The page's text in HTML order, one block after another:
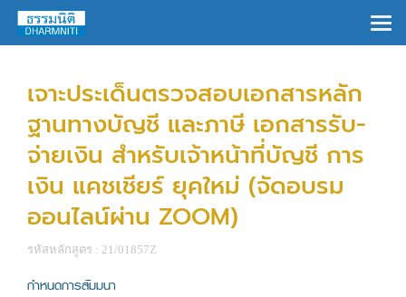
เจาะประเด็นตรวจสอบเอกสารหลัก
ฐานทางบัญชี และภาษี เอกสารรับ-
จ่ายเงิน สำหรับเจ้าหน้าที่บัญชี การ
เงิน แคชเชียร์ ยุคใหม่ (จัดอบรม
ออนไลน์ผ่าน ZOOM)
รหัสหลักสูตร : 21/01857Z
กำหนดการสัมมนา
×